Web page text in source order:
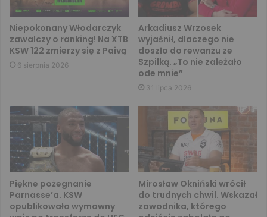
Niepokonany Włodarczyk
zawalczy o ranking! Na XTB
KSW 122 zmierzy się z Paivą
6 sierpnia 2026
Arkadiusz Wrzosek
wyjaśnił, dlaczego nie
doszło do rewanżu ze
Szpilką. „To nie zależało
ode mnie”
31 lipca 2026
Piękne pożegnanie
Parnasse’a. KSW
opublikowało wymowny
Mirosław Okniński wrócił
do trudnych chwil. Wskazał
zawodnika, którego